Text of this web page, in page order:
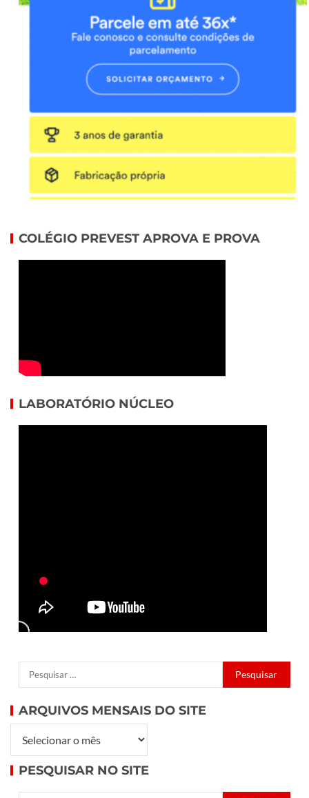
COLÉGIO PREVEST APROVA E PROVA
LABORATÓRIO NÚCLEO
ARQUIVOS MENSAIS DO SITE
PESQUISAR NO SITE